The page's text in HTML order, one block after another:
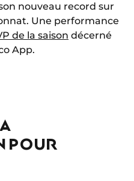
nouveau record sur
Une performance
de la saison décerné
App.
POUR